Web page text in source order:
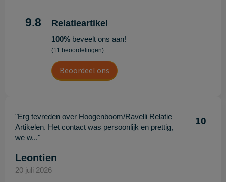
9.8 Relatieartikel
100%beveelt ons aan!
(11 beoordelingen)
Beoordeel ons
"Erg tevreden over Hoogenboom/Ravelli Relatie
Artikelen. Het contact was persoonlijk en prettig,
we w..."
10
Leontien
20 juli 2026